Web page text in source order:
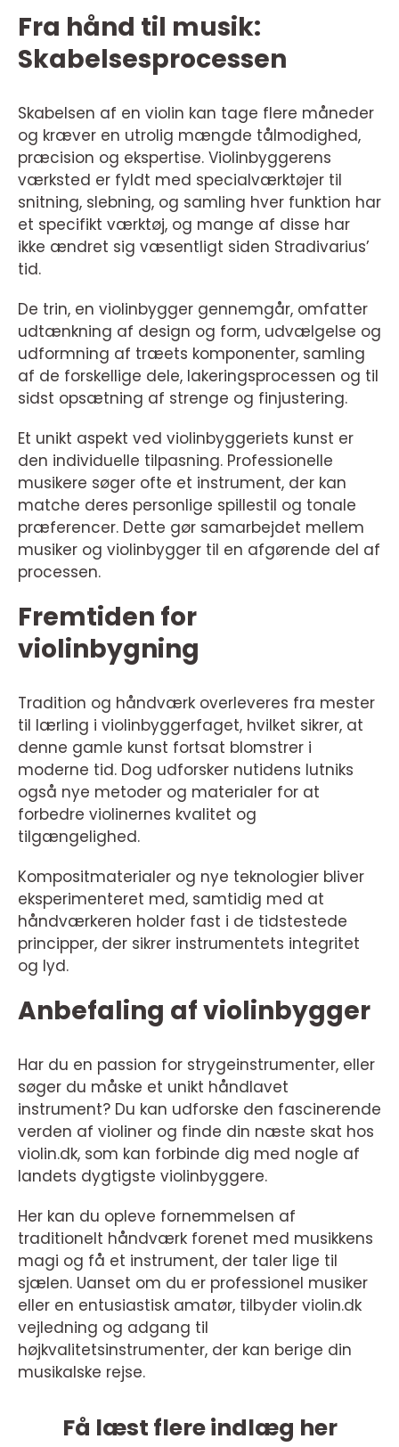
Fra hånd til musik:
Skabelsesprocessen
Skabelsen af en violin kan tage flere måneder
og kræver en utrolig mængde tålmodighed,
præcision og ekspertise. Violinbyggerens
værksted er fyldt med specialværktøjer til
snitning, slebning, og samling hver funktion har
et specifikt værktøj, og mange af disse har
ikke ændret sig væsentligt siden Stradivarius’
tid.
De trin, en violinbygger gennemgår, omfatter
udtænkning af design og form, udvælgelse og
udformning af træets komponenter, samling
af de forskellige dele, lakeringsprocessen og til
sidst opsætning af strenge og finjustering.
Et unikt aspekt ved violinbyggeriets kunst er
den individuelle tilpasning. Professionelle
musikere søger ofte et instrument, der kan
matche deres personlige spillestil og tonale
præferencer. Dette gør samarbejdet mellem
musiker og violinbygger til en afgørende del af
processen.
Fremtiden for
violinbygning
Tradition og håndværk overleveres fra mester
til lærling i violinbyggerfaget, hvilket sikrer, at
denne gamle kunst fortsat blomstrer i
moderne tid. Dog udforsker nutidens lutniks
også nye metoder og materialer for at
forbedre violinernes kvalitet og
tilgængelighed.
Kompositmaterialer og nye teknologier bliver
eksperimenteret med, samtidig med at
håndværkeren holder fast i de tidstestede
principper, der sikrer instrumentets integritet
og lyd.
Anbefaling af violinbygger
Har du en passion for strygeinstrumenter, eller
søger du måske et unikt håndlavet
instrument? Du kan udforske den fascinerende
verden af violiner og finde din næste skat hos
violin.dk, som kan forbinde dig med nogle af
landets dygtigste violinbyggere.
Her kan du opleve fornemmelsen af
traditionelt håndværk forenet med musikkens
magi og få et instrument, der taler lige til
sjælen. Uanset om du er professionel musiker
eller en entusiastisk amatør, tilbyder violin.dk
vejledning og adgang til
højkvalitetsinstrumenter, der kan berige din
musikalske rejse.
Få læst flere indlæg her